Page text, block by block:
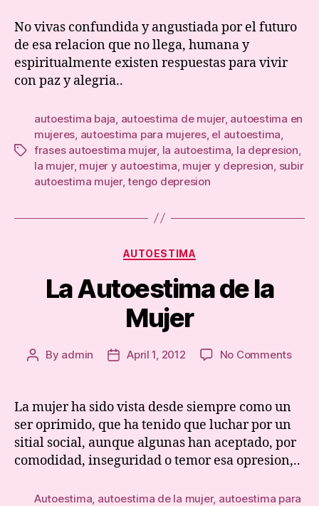
No vivas confundida y angustiada por el futuro
de esa relacion que no llega, humana y
espiritualmente existen respuestas para vivir
con paz y alegria..
Tags
autoestima baja autoestima de mujer, autoestima en
mujeres autoestima para mujeres, el autoestima
frases autoestima mujer, la autoestima la depresion
la mujer, mujer y autoestima mujer y depresion subir
autoestima mujer,tengo depresion
Categories
AUTOESTIMA
La Autoestima de la
Mujer
Post
By admin
PostApril 1, 2012 No Commentson
Mujer
La mujer ha sido vista desde siempre como un
ser oprimido, que ha tenido que luchar por un
sitial social, aunque algunas han aceptado, por
comodidad, inseguridad o temor esa opresion,..
Autoestima, autoestima de la mujer, autoestima para